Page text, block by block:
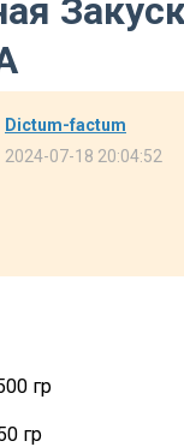
Dictum-factum
2024-07-18 20:04:52
гр
гр